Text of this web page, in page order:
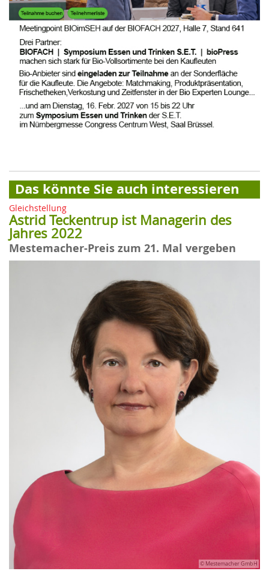
Das könnte Sie auch interessieren
Gleichstellung
Astrid Teckentrup ist Managerin des
Jahres 2022
Mestemacher-Preis zum 21. Mal vergeben
© Mestemacher GmbH